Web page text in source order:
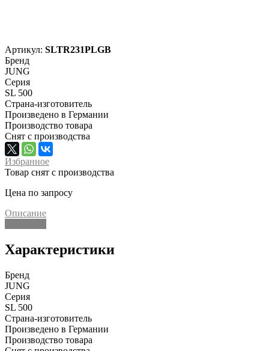
Артикул: SLTR231PLGB
Бренд
JUNG
Серия
SL 500
Страна-изготовитель
Произведено в Германии
Производство товара
Снят с производства
Избранное
Товар снят с производства
Цена по запросу
Описание
Характеристики
Бренд
JUNG
Серия
SL 500
Страна-изготовитель
Произведено в Германии
Производство товара